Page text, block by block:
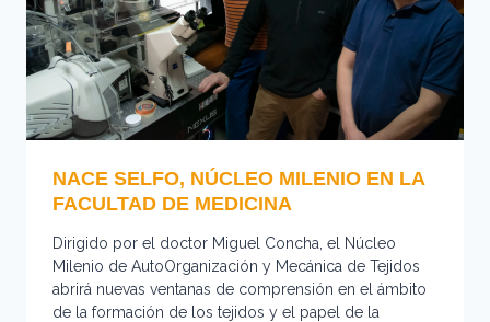
NACE SELFO, NÚCLEO MILENIO EN LA
FACULTAD DE MEDICINA
Dirigido por el doctor Miguel Concha, el Núcleo
Milenio de AutoOrganización y Mecánica de Tejidos
abrirá nuevas ventanas de comprensión en el ámbito
de la formación de los tejidos y el papel de la